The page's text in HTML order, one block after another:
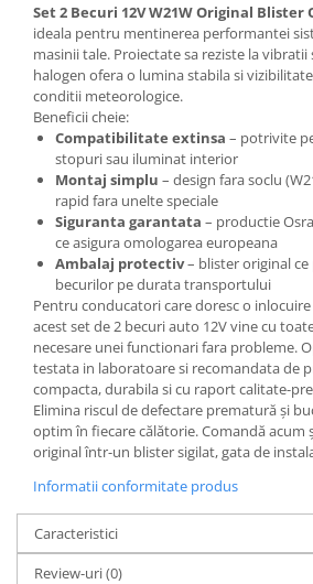
Set 2 Becuri 12V W21W Original Blister
ideala pentru mentinerea performantei
masinii tale. Proiectate sa reziste la vibratii
halogen ofera o lumina stabila si
conditii meteorologice.
Beneficii cheie:
Compatibilitate extinsa – potrivite
stopuri sau iluminat interior
Montaj simplu – design fara soclu
rapid fara unelte speciale
Siguranta garantata – productie
ce asigura omologarea europeana
Ambalaj protectiv– blister original
becurilor pe durata transportului
Pentru conducatori care doresc o
acest set de 2 becuri auto 12V vine cu
necesare unei functionari fara probleme.
testata in laboratoare si recomandata de
compacta, durabila si cu raport calitate-
Elimina riscul de defectare prematură și
optim în fiecare călătorie. Comandă acum
original într-un blister sigilat, gata de
Informatii conformitate produs
Caracteristici
Review-uri(0)